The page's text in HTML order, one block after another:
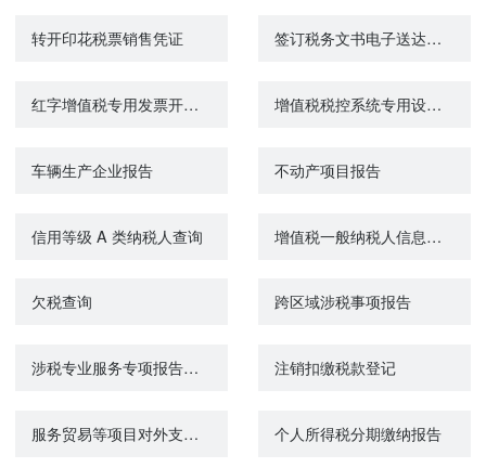
转开印花税票销售凭证 签订税务文书电子送达确认书
红字增值税专用发票开具申请 增值税税控系统专用设备注销发行
车辆生产企业报告 不动产项目报告
信用等级 A 类纳税人查询 增值税一般纳税人信息查询
欠税查询 跨区域涉税事项报告
涉税专业服务专项报告报送 注销扣缴税款登记
服务贸易等项目对外支付税务备案 个人所得税分期缴纳报告